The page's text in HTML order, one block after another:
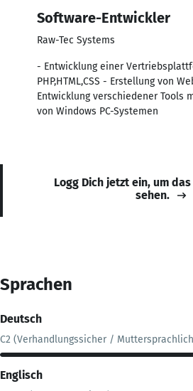
Software-Entwickler
Raw-Tec Systems
- Entwicklung einer
PHP,HTML,CSS - Erstellung von
Entwicklung verschiedener Tools
von Windows PC-Systemen
Logg Dich jetzt ein, um
sehen.
Sprachen
Deutsch
C2 (Verhandlungssicher /
Englisch